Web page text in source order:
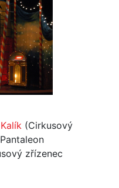
(Cirkusový
zřízenec